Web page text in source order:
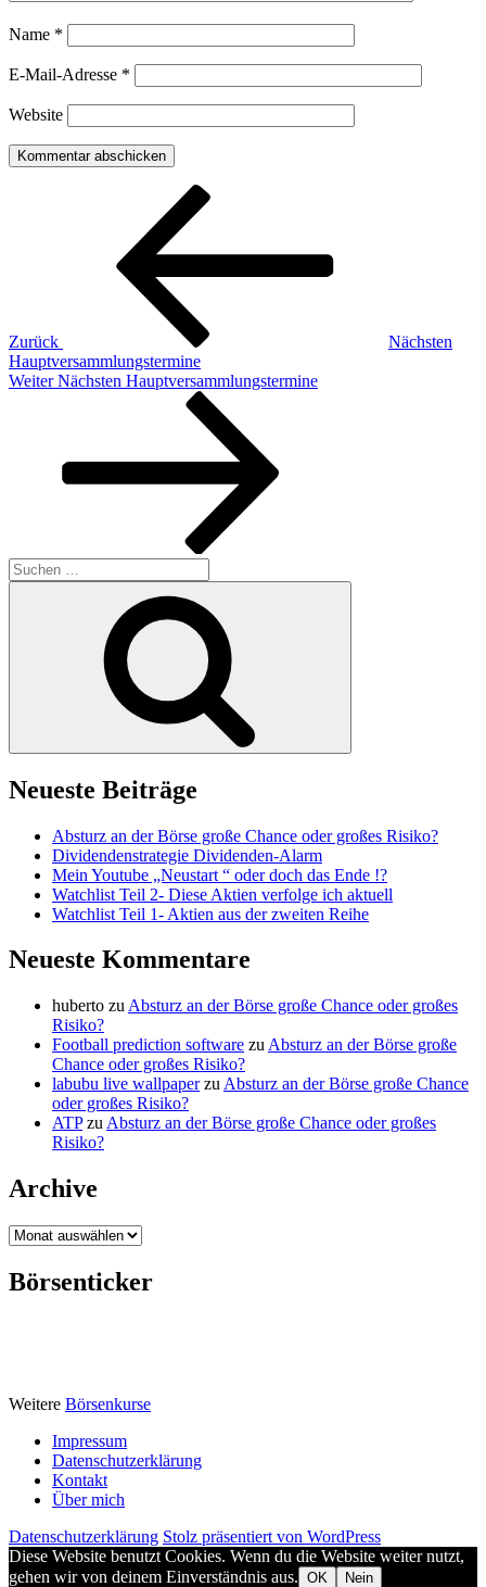
Name *
E-Mail-Adresse *
Website
Beitragsnavigation
Zurück
Nächsten
Hauptversammlungstermine
Nächster
Weiter Nächsten Hauptversammlungstermine
Suchen
nach:
Neueste Beiträge
Absturz an der Börse große Chance oder großes Risiko?
Dividendenstrategie Dividenden-Alarm
Mein Youtube „Neustart “ oder doch das Ende !?
Watchlist Teil 2- Diese Aktien verfolge ich aktuell
Watchlist Teil 1- Aktien aus der zweiten Reihe
Neueste Kommentare
huberto zu Absturz an der Börse große Chance oder großes
Risiko?
Football prediction software zu Absturz an der Börse große
Chance oder großes Risiko?
labubu live wallpaperzu Absturz an der Börse große Chance
oder großes Risiko?
ATPzu Absturz an der Börse große Chance oder großes
Risiko?
Archive
Archive
Börsenticker
Weitere Börsenkurse
Impressum
Datenschutzerklärung
Kontakt
Über mich
Datenschutzerklärung Stolz präsentiert von WordPress
Diese Website benutzt Cookies. Wenn du die Website weiter nutzt,
gehen wir von deinem Einverständnis aus. OK
Nein